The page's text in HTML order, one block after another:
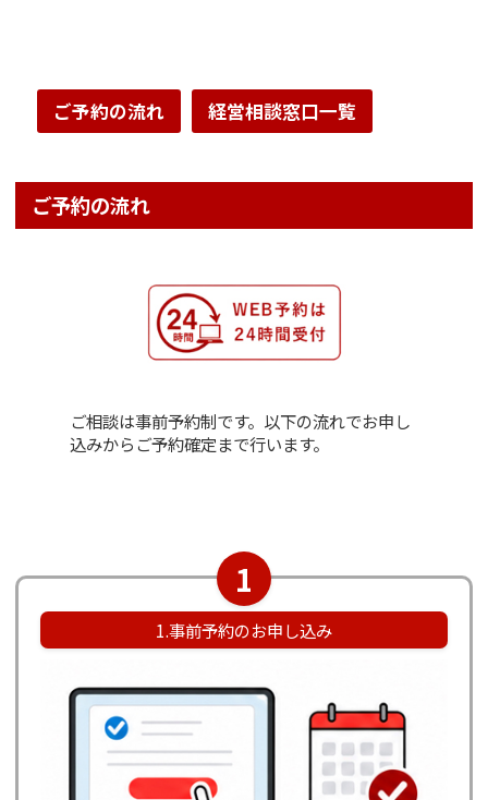
ご予約の流れ 経営相談窓口一覧
ご予約の流れ
ご相談は事前予約制です。以下の流れでお申し
込みからご予約確定まで行います。
1
1.事前予約のお申し込み